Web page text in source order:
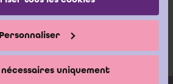
Personnaliser
uniquement
d'infos